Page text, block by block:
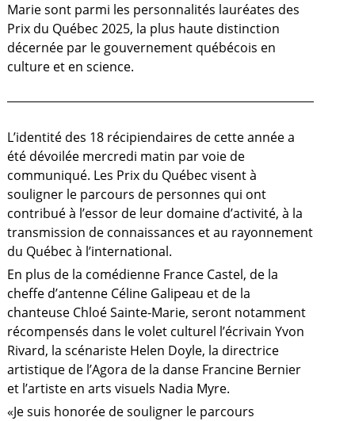
Marie sont parmi les personnalités lauréates des
Prix du Québec 2025, la plus haute distinction
décernée par le gouvernement québécois en
culture et en science.
L’identité des 18 récipiendaires de cette année a
été dévoilée mercredi matin par voie de
communiqué. Les Prix du Québec visent à
souligner le parcours de personnes qui ont
contribué à l’essor de leur domaine d’activité, à la
transmission de connaissances et au rayonnement
du Québec à l’international.
En plus de la comédienne France Castel, de la
cheffe d’antenne Céline Galipeau et de la
chanteuse Chloé Sainte-Marie, seront notamment
récompensés dans le volet culturel l’écrivain Yvon
Rivard, la scénariste Helen Doyle, la directrice
artistique de l’Agora de la danse Francine Bernier
et l’artiste en arts visuels Nadia Myre.
«Je suis honorée de souligner le parcours